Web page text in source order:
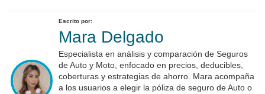
Escrito por:
Mara Delgado
Especialista en análisis y comparación de Seguros
de Auto y Moto, enfocado en precios, deducibles,
coberturas y estrategias de ahorro. Mara acompaña
a los usuarios a elegir la póliza de seguro de Auto o